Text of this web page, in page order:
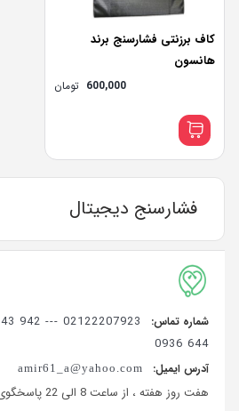
کاف برزنتی فشارسنج برند
هانسون
600,000 تومان
فشارسنج دیجیتال
شماره تماس:
644 0936
آدرس ایمیل: amir61_a@yahoo.com
هفت روز هفته ، از ساعت 8 الی 22 پاسخگوی شما هستیم.